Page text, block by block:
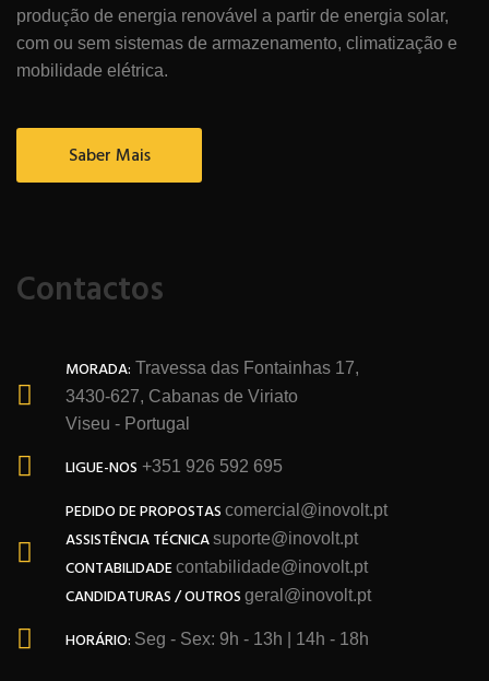
produção de energia renovável a partir de energia solar,
com ou sem sistemas de armazenamento, climatização e
mobilidade elétrica.
Saber Mais
Contactos
MORADA: Travessa das Fontainhas 17,
3430-627, Cabanas de Viriato
Viseu - Portugal
LIGUE-NOS +351 926 592 695
PEDIDO DE PROPOSTAS comercial@inovolt.pt
ASSISTÊNCIA TÉCNICAsuporte@inovolt.pt
CONTABILIDADEcontabilidade@inovolt.pt
CANDIDATURAS / OUTROS geral@inovolt.pt
HORÁRIO: Seg - Sex: 9h - 13h | 14h - 18h